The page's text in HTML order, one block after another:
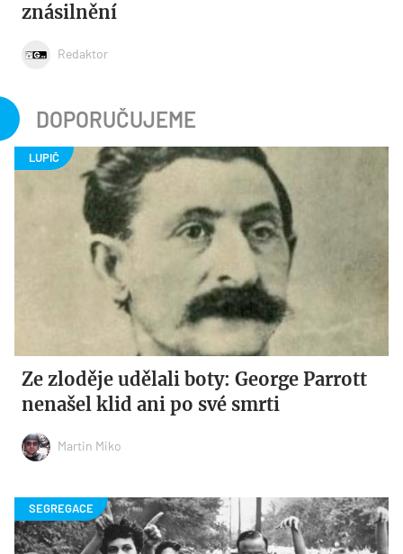
znásilnění
Redaktor
DOPORUČUJEME
Ze zloděje udělali boty: George Parrott
nenašel klid ani po své smrti
Martin Miko